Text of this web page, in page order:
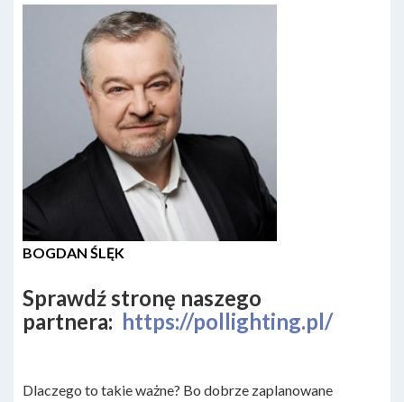
BOGDAN ŚLĘK
Sprawdź stronę naszego
partnera: https://pollighting.pl/
Dlaczego to takie ważne? Bo dobrze zaplanowane